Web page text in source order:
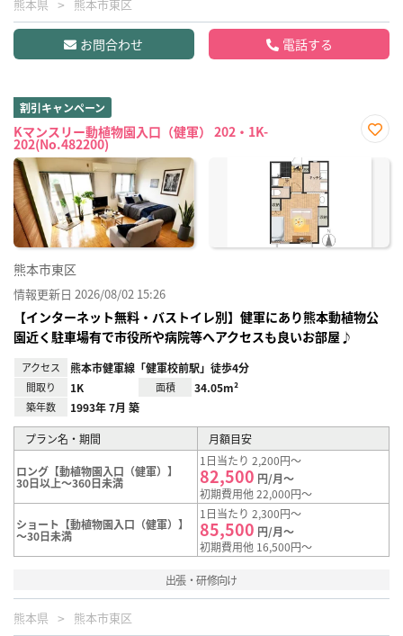
熊本県 熊本市東区
お問合わせ 電話する
割引キャンペーン
Kマンスリー動植物園入口（健軍） 202・1K-
202(No.482200)
に入
熊本市東区
情報更新日 2026/08/02 15:26
【インターネット無料・バストイレ別】健軍にあり熊本動植物公
園近く駐車場有で市役所や病院等へアクセスも良いお部屋♪
アクセス 熊本市健軍線「健軍校前駅」徒歩4分
間取り 1K 面積 34.05m²
築年数 1993年 7月 築
プラン名・期間 月額目安
ロング【動植物園入口（健軍）】
30日以上～360日未満
1日当たり 2,200円～
82,500 円/月～
初期費用他 22,000円～
ショート【動植物園入口（健軍）】
～30日未満
1日当たり 2,300円～
85,500 円/月～
初期費用他 16,500円～
出張・研修向け
熊本県 熊本市東区